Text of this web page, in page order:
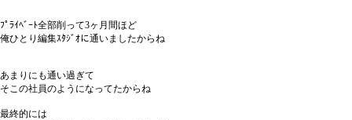
ﾌﾟﾗｲﾍﾞｰﾄ全部削って3ヶ月間ほど
俺ひとり編集ｽﾀｼﾞｵに通いましたからね
あまりにも通い過ぎて
そこの社員のようになってたからね
最終的には